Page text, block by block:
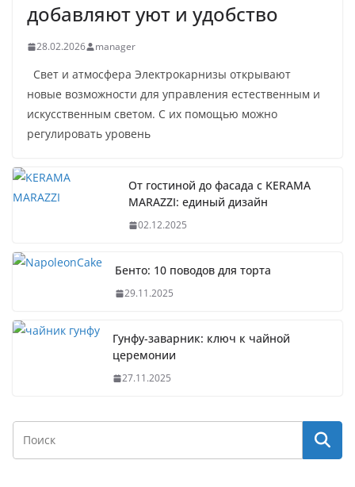
добавляют уют и удобство
28.02.2026 manager
Свет и атмосфера Электрокарнизы открывают
новые возможности для управления естественным и
искусственным светом. С их помощью можно
регулировать уровень
От гостиной до фасада с KERAMA
MARAZZI: единый дизайн
02.12.2025
Бенто: 10 поводов для торта
29.11.2025
Гунфу-заварник: ключ к чайной
церемонии
27.11.2025